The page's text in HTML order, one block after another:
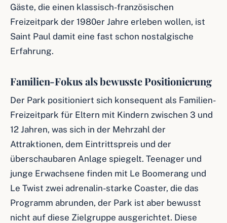
Gäste, die einen klassisch-französischen
Freizeitpark der 1980er Jahre erleben wollen, ist
Saint Paul damit eine fast schon nostalgische
Erfahrung.
Familien-Fokus als bewusste Positionierung
Der Park positioniert sich konsequent als Familien-
Freizeitpark für Eltern mit Kindern zwischen 3 und
12 Jahren, was sich in der Mehrzahl der
Attraktionen, dem Eintrittspreis und der
überschaubaren Anlage spiegelt. Teenager und
junge Erwachsene finden mit Le Boomerang und
Le Twist zwei adrenalin-starke Coaster, die das
Programm abrunden, der Park ist aber bewusst
nicht auf diese Zielgruppe ausgerichtet. Diese